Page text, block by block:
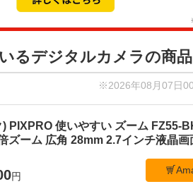
るデジタルカメラの商品
※2026年08月07日
PIXPRO 使いやすい ズーム FZ55-
ズーム 広角 28mm 2.7インチ液晶画
円